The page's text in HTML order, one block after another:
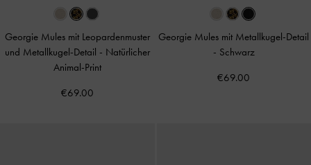
Georgie Mules mit Leopardenmuster
und Metallkugel-Detail - Natürlicher
Animal-Print
€69.00
Georgie Mules mit Metallkugel-Detail
- Schwarz
€69.00